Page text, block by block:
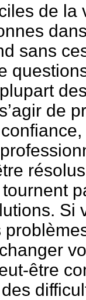
de la
sans
de
Si
être